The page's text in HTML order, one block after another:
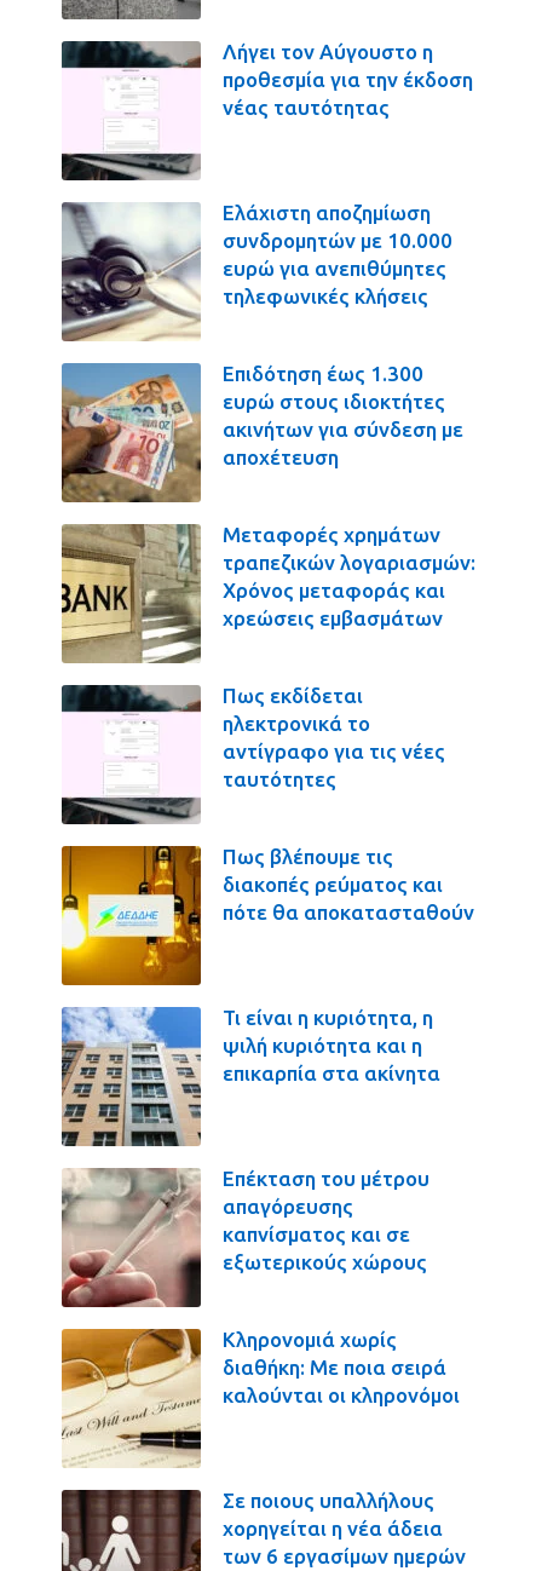
Λήγει τον Αύγουστο η
προθεσμία για την έκδοση
νέας ταυτότητας
Ελάχιστη αποζημίωση
συνδρομητών με 10.000
ευρώ για ανεπιθύμητες
τηλεφωνικές κλήσεις
Επιδότηση έως 1.300
ευρώ στους ιδιοκτήτες
ακινήτων για σύνδεση με
αποχέτευση
Μεταφορές χρημάτων
τραπεζικών λογαριασμών:
Χρόνος μεταφοράς και
χρεώσεις εμβασμάτων
Πως εκδίδεται
ηλεκτρονικά το
αντίγραφο για τις νέες
ταυτότητες
Πως βλέπουμε τις
διακοπές ρεύματος και
πότε θα αποκατασταθούν
Τι είναι η κυριότητα, η
ψιλή κυριότητα και η
επικαρπία στα ακίνητα
Επέκταση του μέτρου
απαγόρευσης
καπνίσματος και σε
εξωτερικούς χώρους
Κληρονομιά χωρίς
διαθήκη: Με ποια σειρά
καλούνται οι κληρονόμοι
Σε ποιους υπαλλήλους
χορηγείται η νέα άδεια
των 6 εργασίμων ημερών